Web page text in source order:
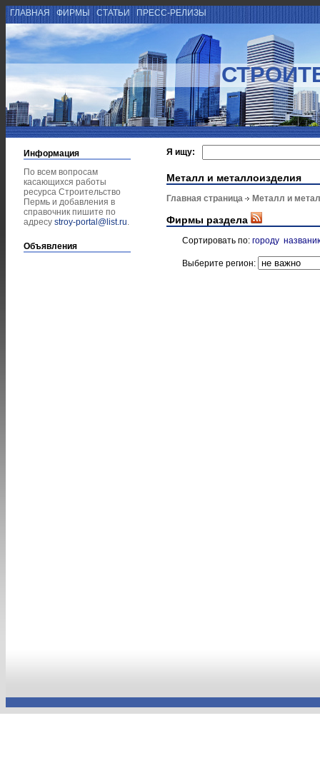
ГЛАВНАЯ ФИРМЫ СТАТЬИ ПРЕСС-РЕЛИЗЫ
Информация
По всем вопросам
касающихся работы
ресурса Строительство
Пермь и добавления в
справочник пишите по
адресу stroy-portal@list.ru.
Объявления
Я ищу:
Металл и металлоизделия
Главная страница Металл и
Фирмы раздела
Сортировать по: городу
Выберите регион: